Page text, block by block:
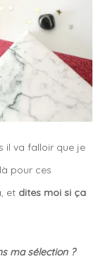
il va falloir que je
pour ces
et dites moi si ça
ma sélection ?